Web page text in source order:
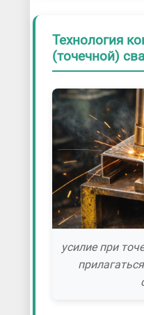
Технология
(точечной)
усилие при